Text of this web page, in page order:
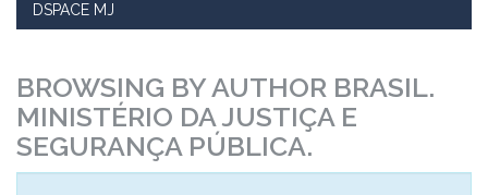
DSPACE MJ
BROWSING BY AUTHOR BRASIL.
MINISTÉRIO DA JUSTIÇA E
SEGURANÇA PÚBLICA.